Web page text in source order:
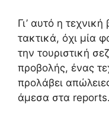
Γι’ αυτό η
τακτικά, όχι μία
την τουριστική
προβολής, ένας
προλάβει
άμεσα στα reports.